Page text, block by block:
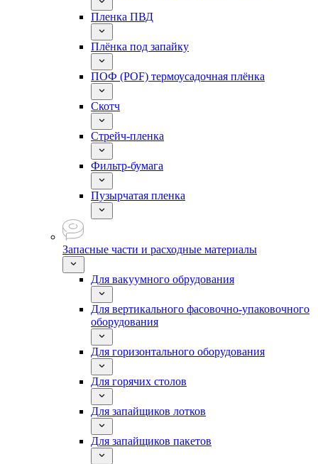
Пленка ПВД
Плёнка под запайку
ПОФ (POF) термоусадочная плёнка
Скотч
Стрейч-пленка
Фильтр-бумага
Пузырчатая пленка
Запасные части и расходные материалы
Для вакуумного обрудования
Для вертикального фасовочно-упаковочного
оборудования
Для горизонтального оборудования
Для горячих столов
Для запайщиков лотков
Для запайщиков пакетов